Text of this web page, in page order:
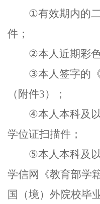
①有效期内的
件；
②本人近期彩
③本人签字的
（附件3）；
④本人本科及
学位证扫描件；
⑤本人本科及
学信网《教育部学
国（境）外院校毕